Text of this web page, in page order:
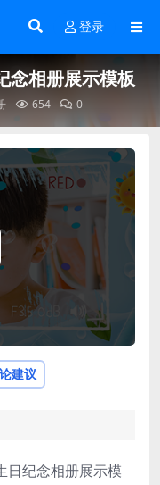
登录
念相册展示模板
654 0
建议
日纪念相册展示模